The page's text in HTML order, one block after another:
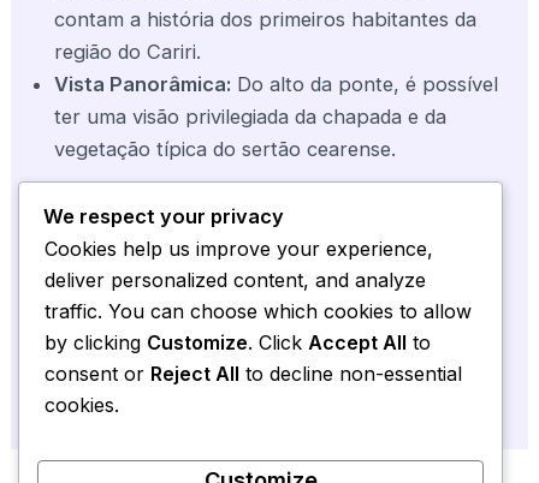
contam a história dos primeiros habitantes da
região do Cariri.
Vista Panorâmica: Do alto da ponte, é possível
ter uma visão privilegiada da chapada e da
vegetação típica do sertão cearense.
Como Chegar e Visitação
A Ponte de Pedra é um destino essencial para
quem busca ecoturismo e conexão com a pré-
história. Recomenda-se a visita com guias locais
para uma experiência segura e informativa.
We respect your privacy
Cookies help us improve your experience,
deliver personalized content, and analyze
traffic. You can choose which cookies to allow
by clicking Customize. Click Accept All to
consent or Reject All to decline non-essential
cookies.